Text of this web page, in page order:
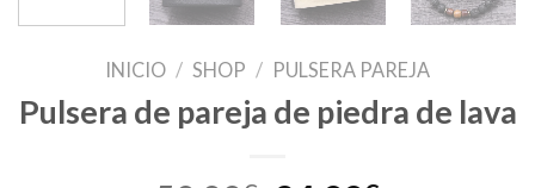
INICIO / SHOP / PULSERA PAREJA
Pulsera de pareja de piedra de lava